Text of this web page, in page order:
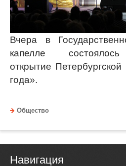
Вчера в
капелле
открытие
года».
Общество
Навигация